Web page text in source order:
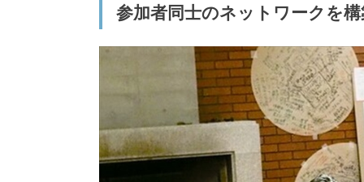
参加者同士のネットワークを